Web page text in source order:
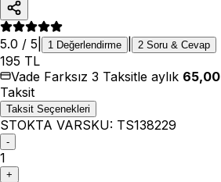
5.0 / 5 1 Değerlendirme 2 Soru & Cevap
195 TL
Vade Farksız 3 Taksitle aylık 65,00
Taksit
Taksit Seçenekleri
STOKTA VARSKU: TS138229
-
1
+